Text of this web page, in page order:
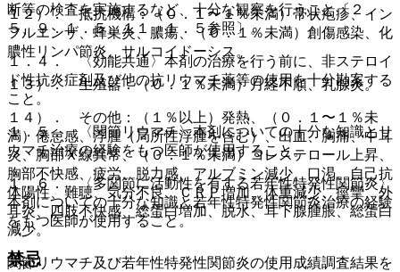
断等の検査を実施するなど、十分な観察を行うこと〔２．
５、９．１．５、１１．１．５参照〕。
１．４． 〈効能共通〉本剤の治療を行う前に、非ステロイ
ド性抗炎症剤及び他の抗リウマチ薬等の使用を十分勘案する
こと。
１．５． 〈関節リウマチ〉本剤についての十分な知識とリ
ウマチ治療の経験をもつ医師が使用すること。
１．６． 〈多関節に活動性を有する若年性特発性関節炎〉
本剤についての十分な知識と若年性特発性関節炎治療の経験
をもつ医師が使用すること。
禁忌
１２）． 抵抗機構：（０．１〜１％未満）帯状疱疹、イン
フルエンザ、蜂巣炎、膿瘍、（０．１％未満）創傷感染、化
膿性リンパ節炎、サルコイドーシス。
１３）． 生殖器：（０．１％未満）月経不順、乳腺炎。
１４）． その他：（１％以上）発熱、（０．１〜１％未
満）倦怠感、浮腫（局所性浮腫を含む）、出血、胸痛、中耳
炎、胸部Ｘ線異常、（０．１％未満）コレステロール上昇、
胸部不快感、疲労、脱力感、アルブミン減少、口渇、自己抗
体陽性、難聴、気分不良、ＣＲＰ増加、体重減少、痙攣、外
耳炎、四肢不快感、総蛋白増加、脱水、耳下腺腫脹、総蛋白
減少。
関節リウマチ及び若年性特発性関節炎の使用成績調査結果を